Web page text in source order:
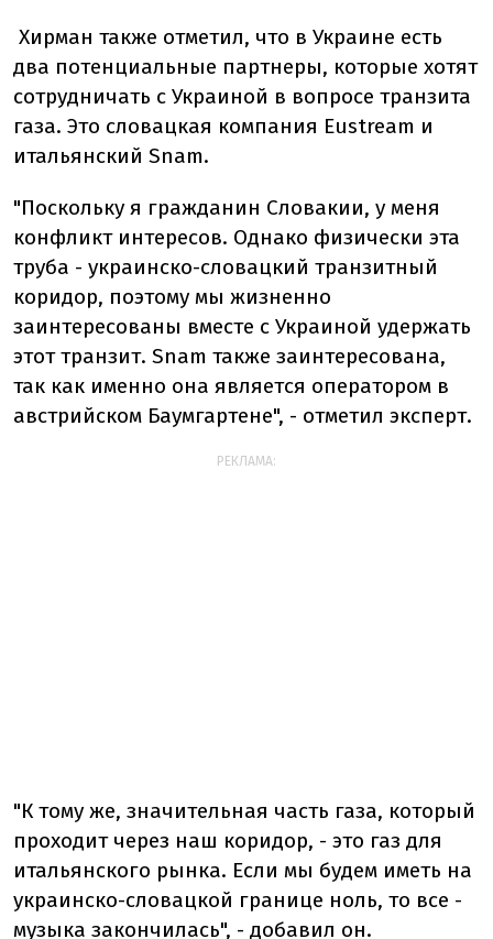
Хирман также отметил, что в Украине есть
два потенциальные партнеры, которые хотят
сотрудничать с Украиной в вопросе транзита
газа. Это словацкая компания Eustream и
итальянский Snam.
"Поскольку я гражданин Словакии, у меня
конфликт интересов. Однако физически эта
труба - украинско-словацкий транзитный
коридор, поэтому мы жизненно
заинтересованы вместе с Украиной удержать
этот транзит. Snam также заинтересована,
так как именно она является оператором в
австрийском Баумгартене", - отметил эксперт.
РЕКЛАМА:
"К тому же, значительная часть газа, который
проходит через наш коридор, - это газ для
итальянского рынка. Если мы будем иметь на
украинско-словацкой границе ноль, то все -
музыка закончилась", - добавил он.